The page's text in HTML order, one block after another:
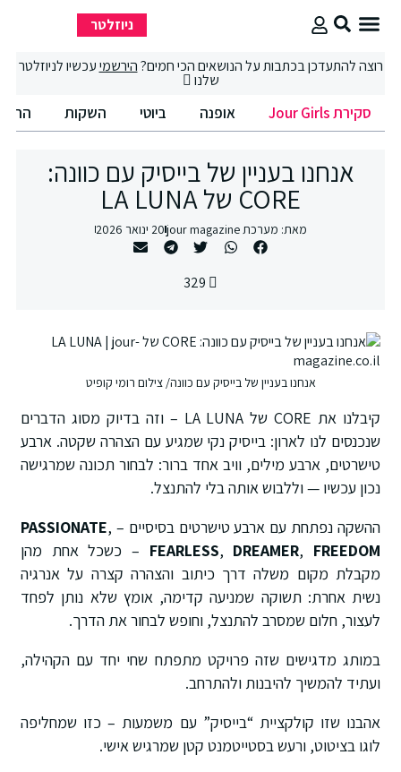
ניוזלטר
רוצה להתעדכן בכתבות על הנושאים הכי חמים?הירשמיעכשיו לניוזלטר
שלנו
סקירת Jour Girls אופנה ביוטי השקות החיים
אנחנו בעניין של בייסיק עם כוונה:
CORE של LA LUNA
מאת:מערכת jour magazine 20 ינואר 2026
אנחנו בעניין של בייסיק עם כוונה/ צילום רומי קופיט
קיבלנו את CORE של LA LUNA – וזה בדיוק מסוג הדברים
שנכנסים לנו לארון: בייסיק נקי שמגיע עם הצהרה שקטה. ארבע
טישרטים, ארבע מילים, וויב אחד ברור: לבחור תכונה שמרגישה
נכון עכשיו — וללבוש אותה בלי להתנצל.
ההשקה נפתחת עם ארבע טישרטים בסיסיים – PASSIONATE,
FEARLESS,DREAMER,FREEDOM
– כשכל אחת מהן
מקבלת מקום משלה דרך כיתוב והצהרה קצרה על אנרגיה
נשית אחרת: תשוקה שמניעה קדימה, אומץ שלא נותן לפחד
לעצור, חלום שמסרב להתנצל, וחופש לבחור את הדרך.
במותג מדגישים שזה פרויקט מתפתח שחי יחד עם הקהילה,
ועתיד להמשיך להיבנות ולהתרחב.
אהבנו שזו קולקציית “בייסיק” עם משמעות – כזו שמחליפה
לוגו בציטוט, ורעש בסטייטמנט קטן שמרגיש אישי.